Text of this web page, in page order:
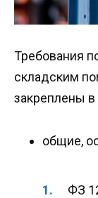
Требования
складским
закреплены в
общие,
ФЗ